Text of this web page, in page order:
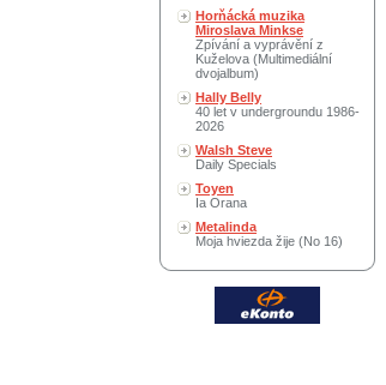
Horňácká muzika
Miroslava Minkse
Zpívání a vyprávění z
Kuželova (Multimediální
dvojalbum)
Hally Belly
40 let v undergroundu 1986-
2026
Walsh Steve
Daily Specials
Toyen
Ia Orana
Metalinda
Moja hviezda žije (No 16)